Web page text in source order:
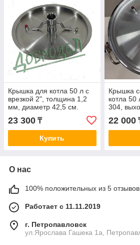
Крышка для котла 50 л с
врезкой 2", толщина 1,2
мм, диаметр 42,5 см.
23 300 ₸
Купить
Крышка
котла 50
304,
22 000
О нас
100% положительных из 5 отзывов
Работает с 11.11.2019
г. Петропавловск
ул.Ярослава Гашека 1а,